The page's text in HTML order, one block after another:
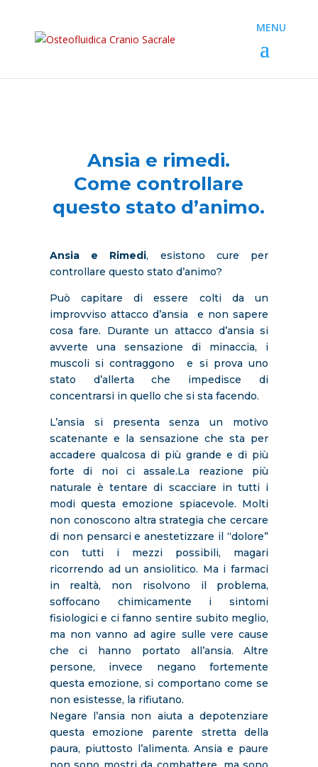
Ansia e rimedi.
Come controllare
questo stato d’animo.
Ansia e Rimedi, esistono cure per
controllare questo stato d’animo?
Può capitare di essere colti da un
improvviso attacco d’ansia e non sapere
cosa fare. Durante un attacco d’ansia si
avverte una sensazione di minaccia, i
muscoli si contraggono e si prova uno
stato d’allerta che impedisce di
concentrarsi in quello che si sta facendo.
L’ansia si presenta senza un motivo
scatenante e la sensazione che sta per
accadere qualcosa di più grande e di più
forte di noi ci assale.La reazione più
naturale è tentare di scacciare in tutti i
modi questa emozione spiacevole. Molti
non conoscono altra strategia che cercare
di non pensarci e anestetizzare il “dolore”
con tutti i mezzi possibili, magari
ricorrendo ad un ansiolitico. Ma i farmaci
in realtà, non risolvono il problema,
soffocano chimicamente i sintomi
fisiologici e ci fanno sentire subito meglio,
ma non vanno ad agire sulle vere cause
che ci hanno portato all’ansia. Altre
persone, invece negano fortemente
questa emozione, si comportano come se
non esistesse, la rifiutano.
Negare l’ansia non aiuta a depotenziare
questa emozione parente stretta della
paura, piuttosto l’alimenta. Ansia e paure